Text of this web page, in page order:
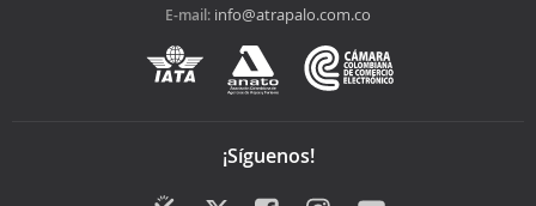
E-mail: info@atrapalo.com.co
¡Síguenos!